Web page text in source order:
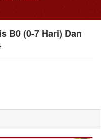
B0 (0-7 Hari) Dan